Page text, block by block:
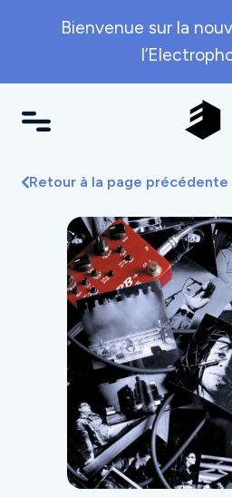
Bienvenue sur la
Retour à la page précédente